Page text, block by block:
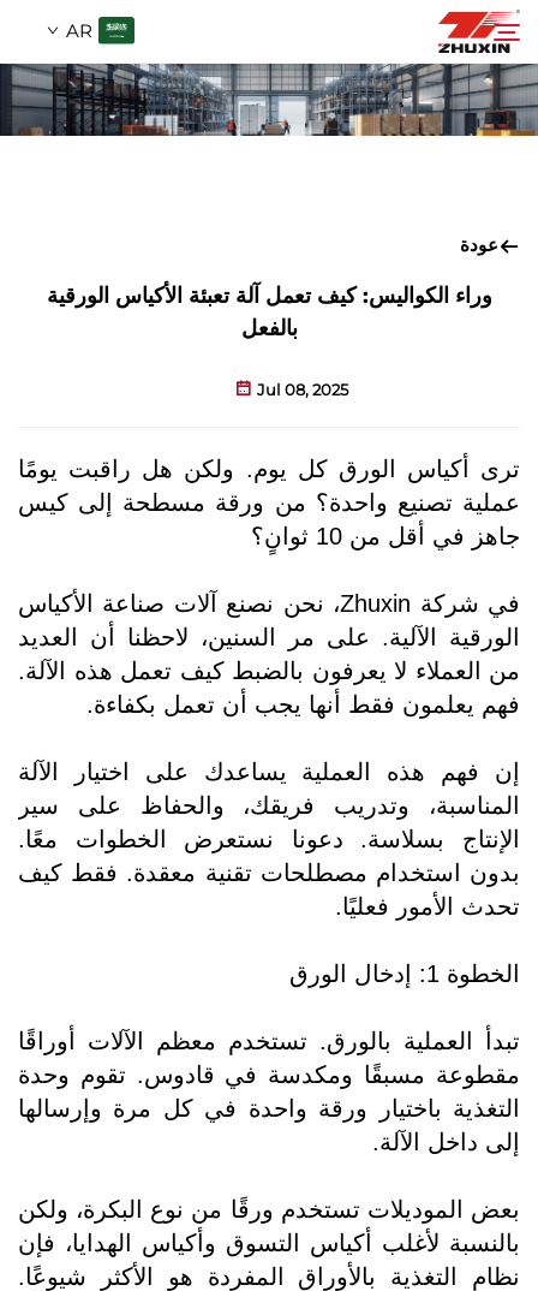
AR
الشركة
الأسئلة الشائعة
عودة
وراء الكواليس: كيف تعمل آلة تعبئة الأكياس الورقية
بالفعل
Jul 08, 2025
ترى أكياس الورق كل يوم. ولكن هل راقبت يومًا
عملية تصنيع واحدة؟ من ورقة مسطحة إلى كيس
جاهز في أقل من 10 ثوانٍ؟
في شركة Zhuxin، نحن نصنع آلات صناعة الأكياس
الورقية الآلية. على مر السنين، لاحظنا أن العديد
من العملاء لا يعرفون بالضبط كيف تعمل هذه الآلة.
فهم يعلمون فقط أنها يجب أن تعمل بكفاءة.
إن فهم هذه العملية يساعدك على اختيار الآلة
المناسبة، وتدريب فريقك، والحفاظ على سير
الإنتاج بسلاسة. دعونا نستعرض الخطوات معًا.
بدون استخدام مصطلحات تقنية معقدة. فقط كيف
تحدث الأمور فعليًا.
الخطوة 1: إدخال الورق
تبدأ العملية بالورق. تستخدم معظم الآلات أوراقًا
مقطوعة مسبقًا ومكدسة في قادوس. تقوم وحدة
التغذية باختيار ورقة واحدة في كل مرة وإرسالها
إلى داخل الآلة.
بعض الموديلات تستخدم ورقًا من نوع البكرة، ولكن
بالنسبة لأغلب أكياس التسوق وأكياس الهدايا، فإن
نظام التغذية بالأوراق المفردة هو الأكثر شيوعًا.